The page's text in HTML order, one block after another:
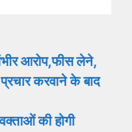
आरोप,फीस लेने,
करवाने के बाद
की होगी